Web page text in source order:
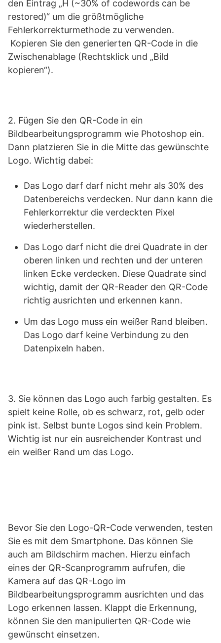
den Eintrag „H (~30% of codewords can be
restored)“ um die größtmögliche
Fehlerkorrekturmethode zu verwenden.
Kopieren Sie den generierten QR-Code in die
Zwischenablage (Rechtsklick und „Bild
kopieren“).
2. Fügen Sie den QR-Code in ein
Bildbearbeitungsprogramm wie Photoshop ein.
Dann platzieren Sie in die Mitte das gewünschte
Logo. Wichtig dabei:
Das Logo darf darf nicht mehr als 30% des
Datenbereichs verdecken. Nur dann kann die
Fehlerkorrektur die verdeckten Pixel
wiederherstellen.
Das Logo darf nicht die drei Quadrate in der
oberen linken und rechten und der unteren
linken Ecke verdecken. Diese Quadrate sind
wichtig, damit der QR-Reader den QR-Code
richtig ausrichten und erkennen kann.
Um das Logo muss ein weißer Rand bleiben.
Das Logo darf keine Verbindung zu den
Datenpixeln haben.
3. Sie können das Logo auch farbig gestalten. Es
spielt keine Rolle, ob es schwarz, rot, gelb oder
pink ist. Selbst bunte Logos sind kein Problem.
Wichtig ist nur ein ausreichender Kontrast und
ein weißer Rand um das Logo.
Bevor Sie den Logo-QR-Code verwenden, testen
Sie es mit dem Smartphone. Das können Sie
auch am Bildschirm machen. Hierzu einfach
eines der QR-Scanprogramm aufrufen, die
Kamera auf das QR-Logo im
Bildbearbeitungsprogramm ausrichten und das
Logo erkennen lassen. Klappt die Erkennung,
können Sie den manipulierten QR-Code wie
gewünscht einsetzen.